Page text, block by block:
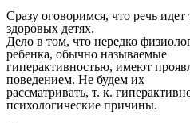
Сразу оговоримся, что речь
здоровых детях.
Дело в том, что нередко
ребенка, обычно называемые
гиперактивностью, имеют
поведением. Не будем их
рассматривать, т. к.
психологические причины.